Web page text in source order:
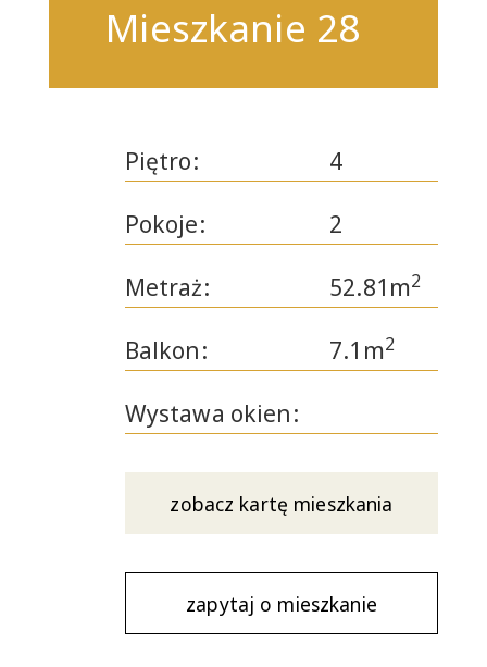
Mieszkanie 28
Piętro: 4
Pokoje: 2
Metraż: 52.81m2
Balkon: 7.1m2
Wystawa okien:
zobacz kartę mieszkania
zapytaj o mieszkanie